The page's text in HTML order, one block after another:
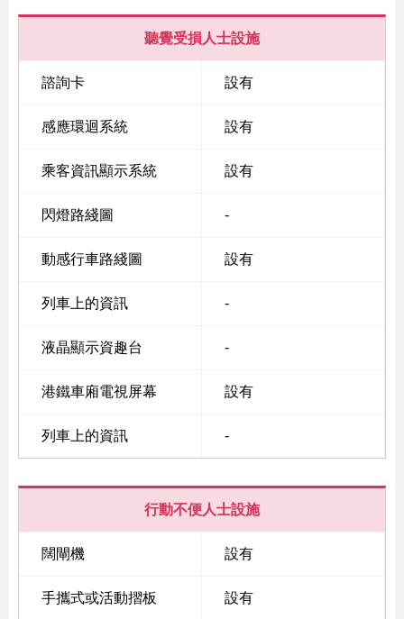
聽覺受損人士設施
諮詢卡 設有
感應環迴系統 設有
乘客資訊顯示系統 設有
閃燈路綫圖 -
動感行車路綫圖 設有
列車上的資訊 -
液晶顯示資趣台 -
港鐵車廂電視屏幕 設有
列車上的資訊 -
行動不便人士設施
闊閘機 設有
手攜式或活動摺板 設有